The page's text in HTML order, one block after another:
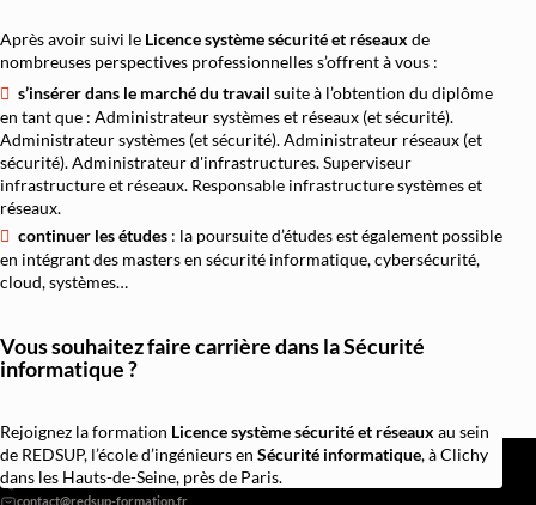
Après avoir suivi le Licence système sécurité et réseaux de
nombreuses perspectives professionnelles s’offrent à vous :
s’insérer dans le marché du travail suite à l’obtention du diplôme
en tant que : Administrateur systèmes et réseaux (et sécurité).
Administrateur systèmes (et sécurité). Administrateur réseaux (et
sécurité). Administrateur d'infrastructures. Superviseur
infrastructure et réseaux. Responsable infrastructure systèmes et
réseaux.
continuer les études : la poursuite d’études est également possible
en intégrant des masters en sécurité informatique, cybersécurité,
cloud, systèmes…
Vous souhaitez faire carrière dans la Sécurité
informatique ?
Rejoignez la formation Licence système sécurité et réseaux au sein
de REDSUP, l’école d’ingénieurs en Sécurité informatique, à Clichy
dans les Hauts-de-Seine, près de Paris.
REDSUP © 2026
98 Bd Victor Hugo, 92110 Clichy
0756838251